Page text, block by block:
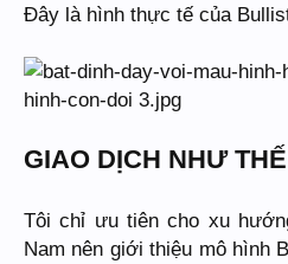
Đây là hình thực tế của
GIAO DỊCH NHƯ
Tôi chỉ ưu tiên cho xu
Nam nên giới thiệu mô hình